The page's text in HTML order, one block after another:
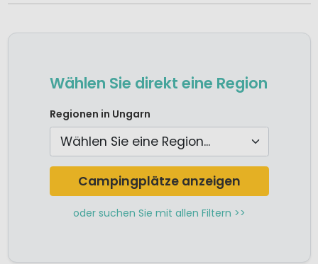
Wählen Sie direkt eine Region
Camping Nord-Ungarn
Camping West-Ungarn und Plattensee
Regionen in Ungarn
Campingplätze anzeigen
oder suchen Sie mit allen Filtern >>